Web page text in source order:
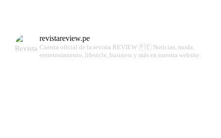
revistareview.pe
Cuenta oficial de la revista REVIEW 🇵🇪 Noticias, moda,
entretenimiento, lifestyle, business y más en nuestra website.